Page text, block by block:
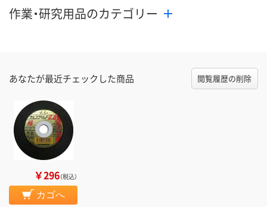
作業・研究用品のカテゴリー
あなたが最近チェックした商品 閲覧履歴の削除
￥296（税込）
カゴへ